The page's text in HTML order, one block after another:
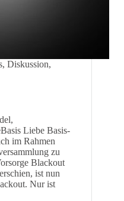
, Diskussion,
Liebe Basis-
im Rahmen
zu
Blackout
ist nun
Nur ist